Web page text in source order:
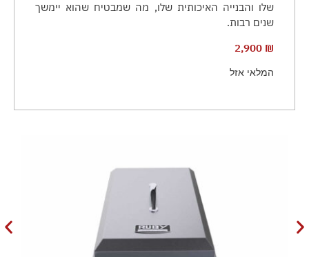
שלו והבנייה האיכותית שלו, מה שמבטיח שהוא יימשך
שנים רבות.
2,900 ₪
המלאי אזל